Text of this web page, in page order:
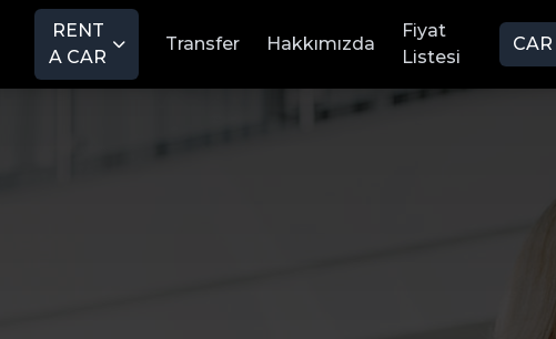
RENT
A CAR
Transfer Hakkımızda
Fiyat
Listesi
CAR